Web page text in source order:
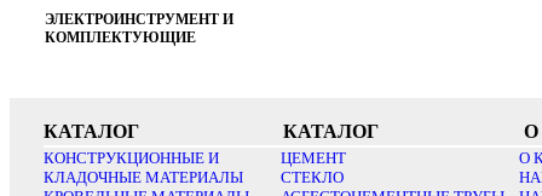
ЭЛЕКТРОИНСТРУМЕНТ И
КОМПЛЕКТУЮЩИЕ
КАТАЛОГ КАТАЛОГ О
КОНСТРУКЦИОННЫЕ И
КЛАДОЧНЫЕ МАТЕРИАЛЫ
ЦЕМЕНТ
СТЕКЛО
О